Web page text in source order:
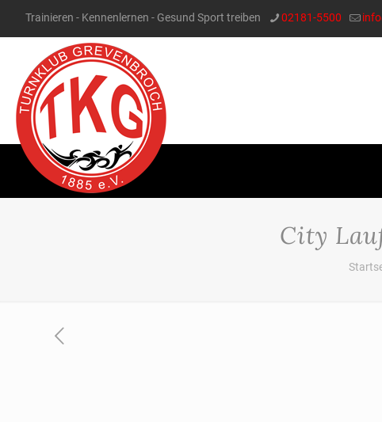
Trainieren - Kennenlernen - Gesund Sport treiben 02181-5500
City